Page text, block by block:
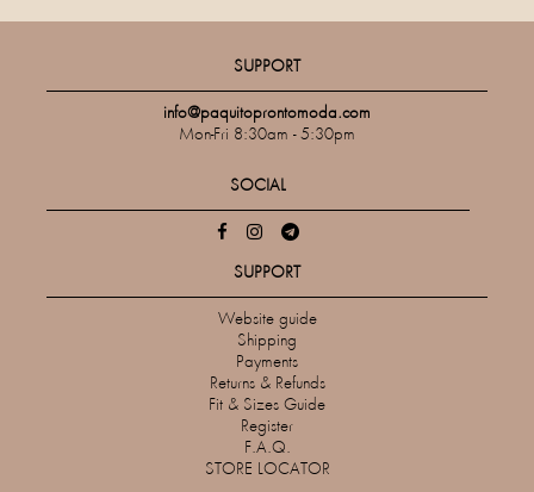
SUPPORT
info@paquitoprontomoda.com
Mon-Fri 8:30am - 5:30pm
SOCIAL
SUPPORT
Website guide
Shipping
Payments
Returns & Refunds
Fit & Sizes Guide
Register
F.A.Q.
STORE LOCATOR